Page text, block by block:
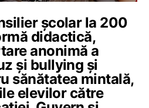
școlar la 200
didactică,
anonimă a
și bullying și
sănătatea mintală,
elevilor către